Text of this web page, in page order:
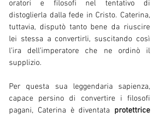
oratori e filosofi nel tentativo di
distoglierla dalla fede in Cristo. Caterina,
tuttavia, disputò tanto bene da riuscire
lei stessa a convertirli, suscitando così
l’ira dell’imperatore che ne ordinò il
supplizio.
Per questa sua leggendaria sapienza,
capace persino di convertire i filosofi
pagani, Caterina è diventata protettrice